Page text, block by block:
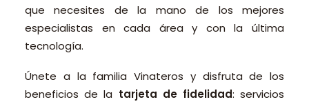
que necesites de la mano de los mejores
especialistas en cada área y con la última
tecnología.
Únete a la familia Vinateros y disfruta de los
beneficios de la tarjeta de fidelidad: servicios